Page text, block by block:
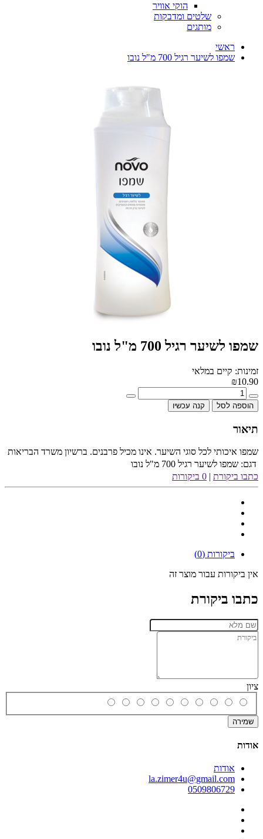
הוקי אוויר
שלטים ומדבקות
מותגים
ראשי
שמפו לשיער רגיל 700 מ"ל נובו
שמפו לשיער רגיל 700 מ"ל נובו
זמינות: קיים במלאי
₪10.90
הוספה לסל קנה עכשיו
תיאור
שמפו איכותי לכל סוגי השיער. אינו מכיל פרבנים. ברשיון משרד הבריאות
דגם: שמפו לשיער רגיל 700 מ"ל נובו
כתבו ביקורת | 0 ביקורות
ביקורות (0)
אין ביקורות עבור מוצר זה
כתבו ביקורת
ציון
שמירה
אודות
אודות
la.zimer4u@gmail.com
0509806729